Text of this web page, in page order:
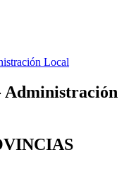
Local
Administración